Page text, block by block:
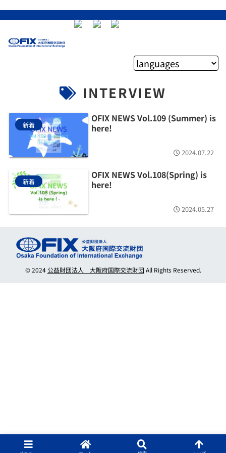
INTERVIEW
新着
OFIX NEWS Vol.109 (Summer) is
here!
2024.07.22
新着
OFIX NEWS Vol.108(Spring) is
here!
2024.05.27
© 2024公益財団法人 大阪府国際交流財団 All Rights Reserved.